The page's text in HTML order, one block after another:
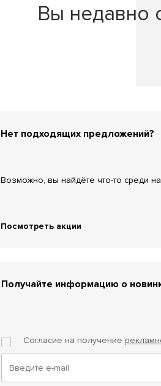
Вы недавно
Нет подходящих предложений?
Возможно, вы найдёте что-то среди
Посмотреть акции
Получайте информацию о
Согласие на получение